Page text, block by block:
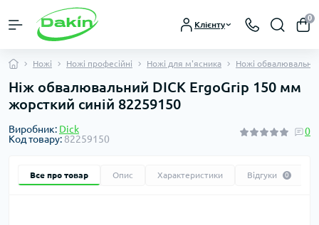
Клієнту
0
Ножі Ножі професійні Ножі для м'ясника Ножі обвалювальні
Ніж обвалювальний DICK ErgoGrip 150 мм
жорсткий синій 82259150
Виробник: Dick
Код товару: 82259150
0
Все про товар Опис Характеристики Відгуки 0